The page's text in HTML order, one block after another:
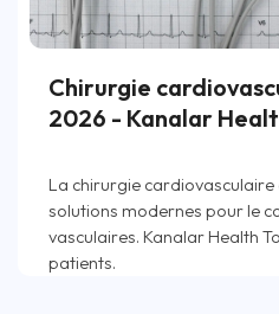
Chirurgie
2026 - Kanalar
La chirurgie
solutions modernes pour le
vasculaires. Kanalar Health